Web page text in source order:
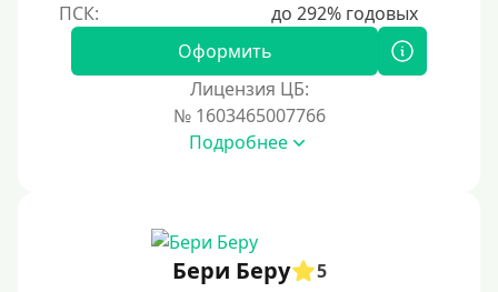
С 25 лет
Категории заемщиков
Несовершеннолетним
Оформить
Лицензия ЦБ:
№ 1603465007766
Подробнее
Бери Беру
5